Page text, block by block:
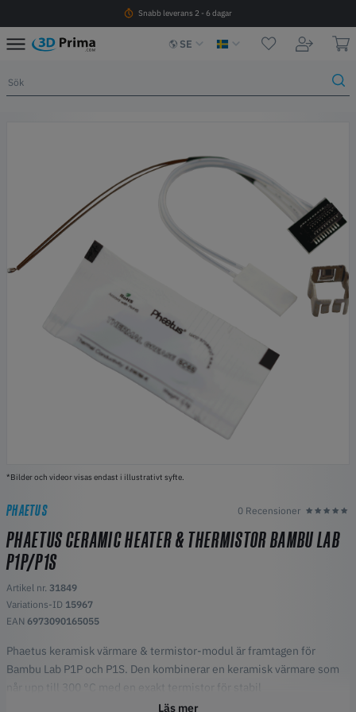
Snabb leverans 2 - 6 dagar
SE
*Bilder och videor visas endast i illustrativt syfte.
PHAETUS 0 Recensioner
PHAETUS CERAMIC HEATER & THERMISTOR BAMBU LAB
P1P/P1S
Artikel nr. 31849
Variations-ID 15967
EAN 6973090165055
Phaetus keramisk värmare & termistor-modul är framtagen för
Bambu Lab P1P och P1S. Den kombinerar en keramisk värmare som
når upp till 300 °C med en exakt termistor för stabil
temperaturmätning. Den integrerade terminalkontakten förbättrar
Läs mer